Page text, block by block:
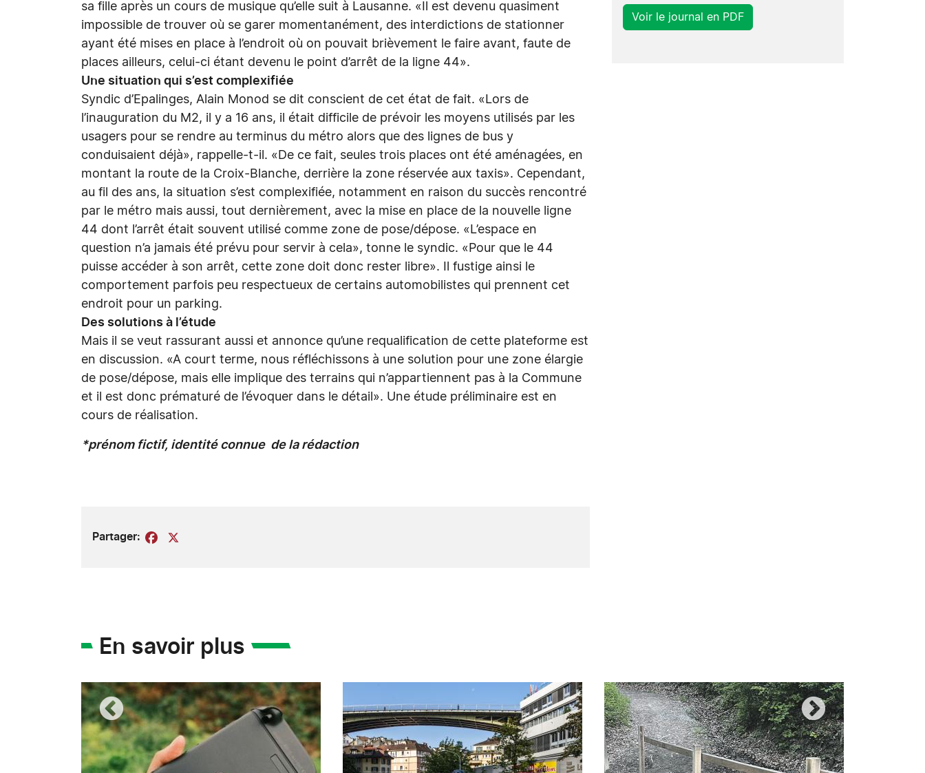
sa fille après un cours de musique qu’elle suit à Lausanne. «Il est devenu quasiment
impossible de trouver où se garer momentanément, des interdictions de stationner
ayant été mises en place à l’endroit où on pouvait brièvement le faire avant, faute de
places ailleurs, celui-ci étant devenu le point d’arrêt de la ligne 44».
Une situation qui s’est complexifiée
Syndic d’Epalinges, Alain Monod se dit conscient de cet état de fait. «Lors de
l’inauguration du M2, il y a 16 ans, il était difficile de prévoir les moyens utilisés par les
usagers pour se rendre au terminus du métro alors que des lignes de bus y
conduisaient déjà», rappelle-t-il. «De ce fait, seules trois places ont été aménagées, en
montant la route de la Croix-Blanche, derrière la zone réservée aux taxis». Cependant,
au fil des ans, la situation s’est complexifiée, notamment en raison du succès rencontré
par le métro mais aussi, tout dernièrement, avec la mise en place de la nouvelle ligne
44 dont l’arrêt était souvent utilisé comme zone de pose/dépose. «L’espace en
question n’a jamais été prévu pour servir à cela», tonne le syndic. «Pour que le 44
puisse accéder à son arrêt, cette zone doit donc rester libre». Il fustige ainsi le
comportement parfois peu respectueux de certains automobilistes qui prennent cet
endroit pour un parking.
Des solutions à l’étude
Mais il se veut rassurant aussi et annonce qu’une requalification de cette plateforme est
en discussion. «A court terme, nous réfléchissons à une solution pour une zone élargie
de pose/dépose, mais elle implique des terrains qui n’appartiennent pas à la Commune
et il est donc prématuré de l’évoquer dans le détail». Une étude préliminaire est en
cours de réalisation.
*prénom fictif, identité connue de la rédaction
Partager: Facebook
Voir le journal en PDF
En savoir plus